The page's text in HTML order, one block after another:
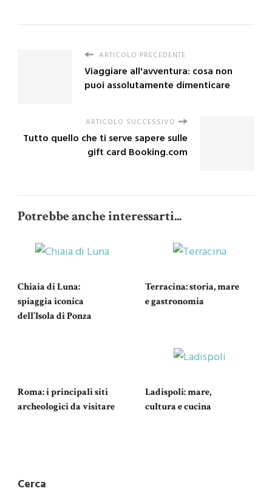
ARTICOLO PRECEDENTE
Viaggiare all'avventura: cosa non
puoi assolutamente dimenticare
ARTICOLO SUCCESSIVO
Tutto quello che ti serve sapere sulle
gift card Booking.com
Potrebbe anche interessarti...
Chiaia di Luna:
spiaggia iconica
dell’Isola di Ponza
Terracina: storia, mare
e gastronomia
Roma: i principali siti
archeologici da visitare
Ladispoli: mare,
cultura e cucina
Cerca